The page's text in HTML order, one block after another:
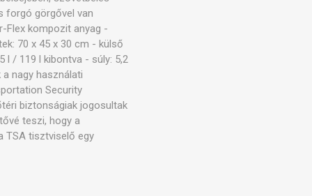
forgó görgővel van
Flex kompozit anyag -
70 x 45 x 30 cm - külső
l / 119 l kibontva - súly: 5,2
nagy használati
Security
biztonságiak jogosultak
teszi, hogy a
TSA tisztviselő egy